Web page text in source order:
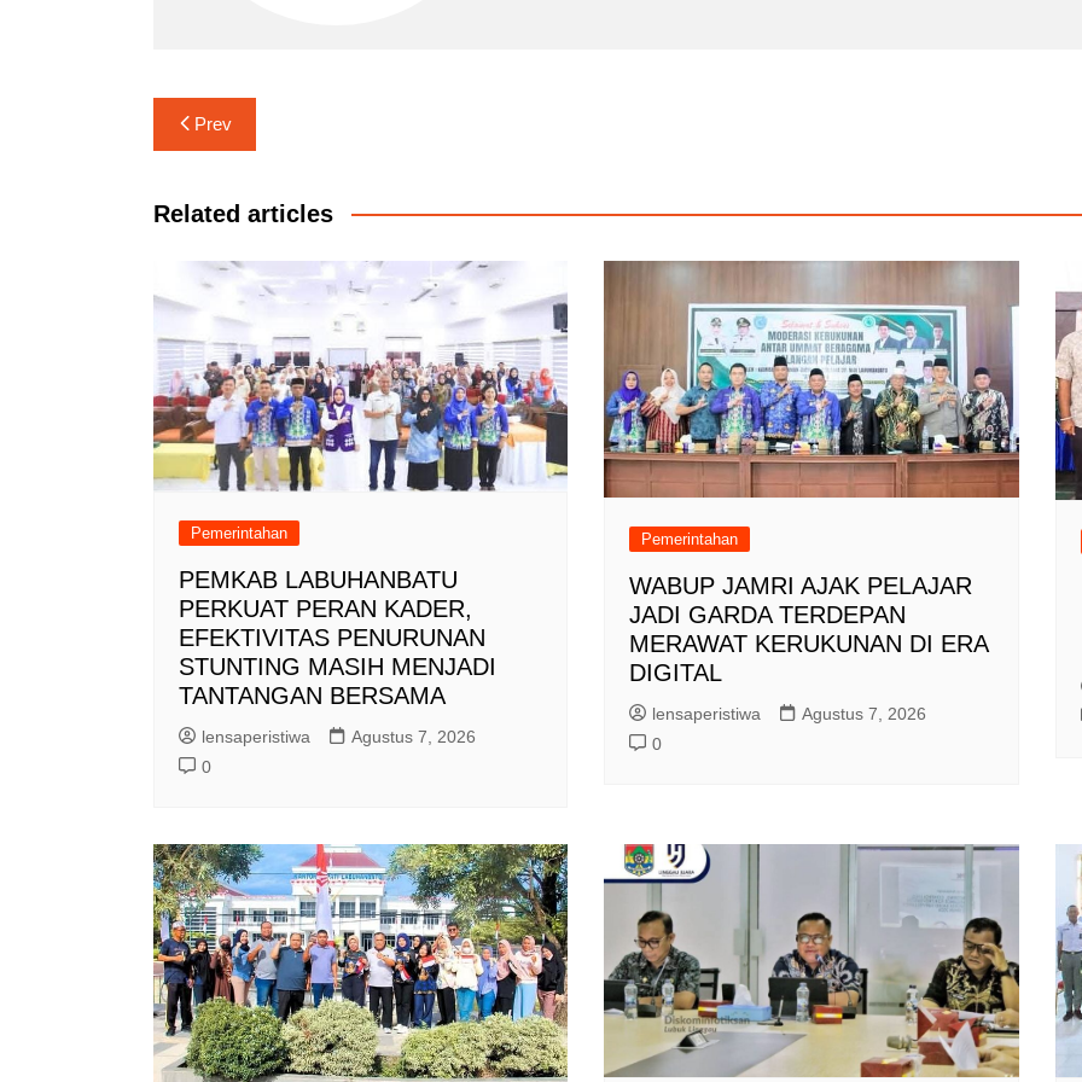
Navigasi
pos
Prev
Related articles
Pemerintahan
PEMKAB LABUHANBATU
PERKUAT PERAN KADER,
EFEKTIVITAS PENURUNAN
STUNTING MASIH MENJADI
TANTANGAN BERSAMA
lensaperistiwa
Agustus 7, 2026
0
Pemerintahan
WABUP JAMRI AJAK PELAJAR
JADI GARDA TERDEPAN
MERAWAT KERUKUNAN DI ERA
DIGITAL
lensaperistiwa
Agustus 7, 2026
0